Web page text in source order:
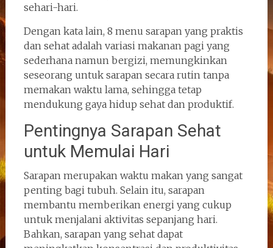
sehari-hari.
Dengan kata lain, 8 menu sarapan yang praktis
dan sehat adalah variasi makanan pagi yang
sederhana namun bergizi, memungkinkan
seseorang untuk sarapan secara rutin tanpa
memakan waktu lama, sehingga tetap
mendukung gaya hidup sehat dan produktif.
Pentingnya Sarapan Sehat
untuk Memulai Hari
Sarapan merupakan waktu makan yang sangat
penting bagi tubuh. Selain itu, sarapan
membantu memberikan energi yang cukup
untuk menjalani aktivitas sepanjang hari.
Bahkan, sarapan yang sehat dapat